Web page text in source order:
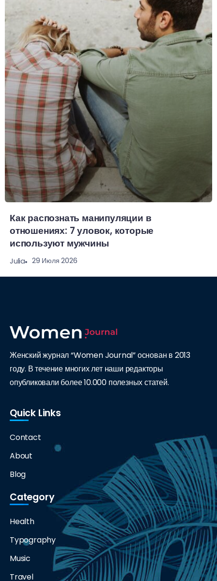
Как распознать манипуляции в
отношениях: 7 уловок, которые
используют мужчины
Julia 29 Июля 2026
Женский журнал “Women Journal” основан в 2013
году. В течение многих лет наши редакторы
опубликовали более 10.000 полезных статей.
Quick Links
Contact
About
Blog
Category
Health
Typography
Music
Travel